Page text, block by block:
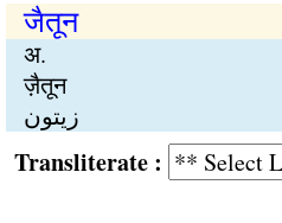
जैतून
अ.
ज़ैतून
زیتون
: